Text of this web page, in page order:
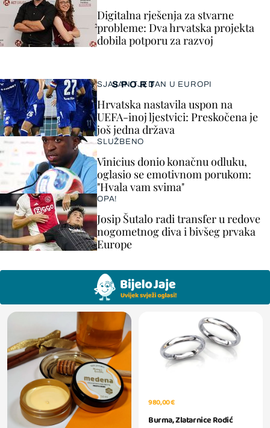
SPORT
SJAJAN TJEDAN U EUROPI
Hrvatska nastavila uspon na
UEFA-inoj ljestvici: Preskočena je
još jedna država
SLUŽBENO
Vinicius donio konačnu odluku,
oglasio se emotivnom porukom:
"Hvala vam svima"
OPA!
Josip Šutalo radi transfer u redove
nogometnog diva i bivšeg prvaka
Europe
Digitalna rješenja za stvarne
probleme: Dva hrvatska projekta
dobila potporu za razvoj
980,00 €
Burma, Zlatarnice Rodić